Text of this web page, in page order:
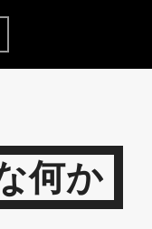
何か